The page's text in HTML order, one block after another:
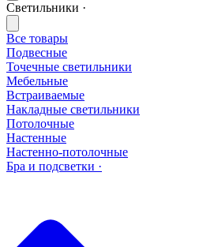
Светильники ·
Все товары
Подвесные
Точечные светильники
Мебельные
Встраиваемые
Накладные светильники
Потолочные
Настенные
Настенно-потолочные
Бра и подсветки ·